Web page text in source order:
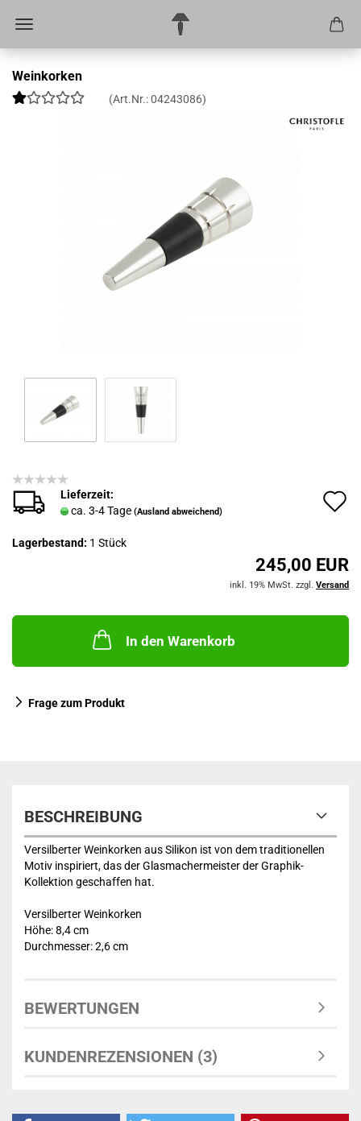
Weinkorken
(Art.Nr.:04243086)
Lieferzeit:
ca. 3-4 Tage (Ausland abweichend)
Lagerbestand: 1 Stück
245,00 EUR
inkl. 19% MwSt. zzgl. Versand
In den Warenkorb
Frage zum Produkt
BESCHREIBUNG
Versilberter Weinkorken aus Silikon ist von dem traditionellen
Motiv inspiriert, das der Glasmachermeister der Graphik-
Kollektion geschaffen hat.
Versilberter Weinkorken
Höhe: 8,4 cm
Durchmesser: 2,6 cm
BEWERTUNGEN
KUNDENREZENSIONEN (3)